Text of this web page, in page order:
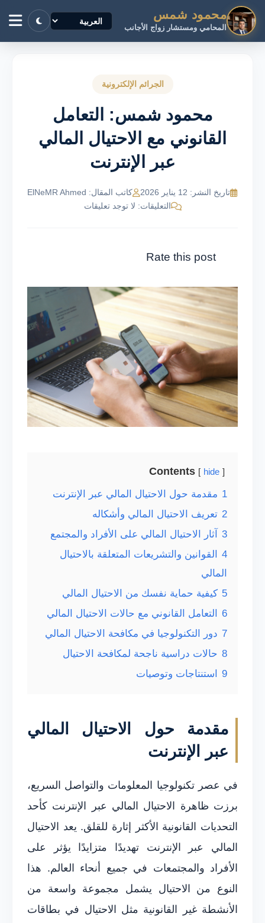
محمود شمس
المحامي ومستشار زواج الأجانب
الجرائم الإلكترونية
محمود شمس: التعامل
القانوني مع الاحتيال المالي
عبر الإنترنت
تاريخ النشر: 12 يناير 2026
كاتب المقال: ElNeMR Ahmed
التعليقات: لا توجد تعليقات
Rate this post
Contents hide
1 مقدمة حول الاحتيال المالي عبر الإنترنت
2 تعريف الاحتيال المالي وأشكاله
3
آثار الاحتيال المالي على الأفراد والمجتمع
4
القوانين والتشريعات المتعلقة بالاحتيال
المالي
5 كيفية حماية نفسك من الاحتيال المالي
6
التعامل القانوني مع حالات الاحتيال المالي
7 دور التكنولوجيا في مكافحة الاحتيال المالي
8 حالات دراسية ناجحة لمكافحة الاحتيال
9
استنتاجات وتوصيات
مقدمة حول الاحتيال المالي
عبر الإنترنت
في عصر تكنولوجيا المعلومات والتواصل السريع،
برزت ظاهرة الاحتيال المالي عبر الإنترنت كأحد
التحديات القانونية الأكثر إثارة للقلق. يعد الاحتيال
المالي عبر الإنترنت تهديدًا متزايدًا يؤثر على
الأفراد والمجتمعات في جميع أنحاء العالم. هذا
النوع من الاحتيال يشمل مجموعة واسعة من
الأنشطة غير القانونية مثل الاحتيال في بطاقات